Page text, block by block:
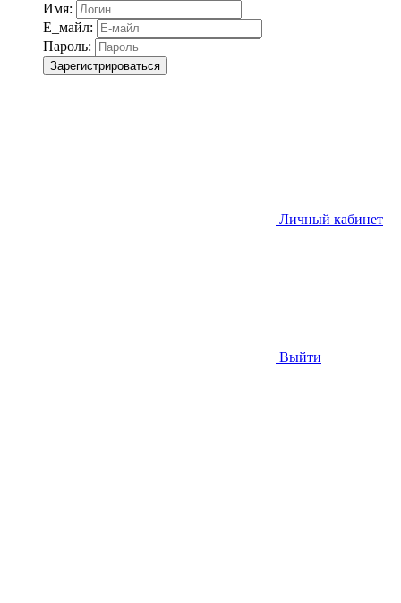
Имя:
Е_майл:
Пароль:
Зарегистрироваться
Личный кабинет
Выйти